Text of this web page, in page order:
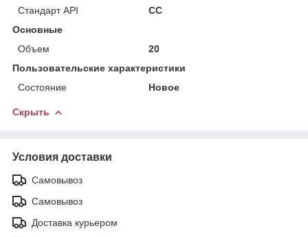
Стандарт API
CC
Основные
Объем
20
Пользовательские характеристики
Состояние
Новое
Скрыть
Условия доставки
Самовывоз
Самовывоз
Доставка курьером